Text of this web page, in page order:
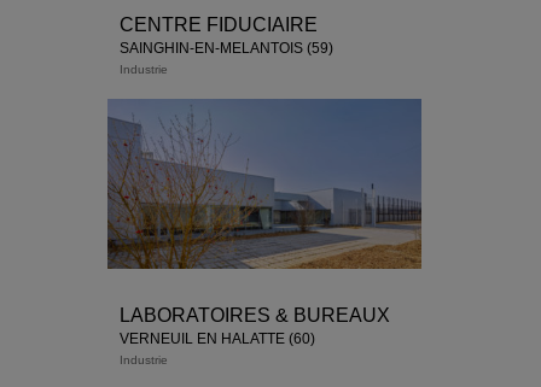
CENTRE FIDUCIAIRE
SAINGHIN-EN-MELANTOIS (59)
Industrie
LABORATOIRES & BUREAUX
VERNEUIL EN HALATTE (60)
Industrie